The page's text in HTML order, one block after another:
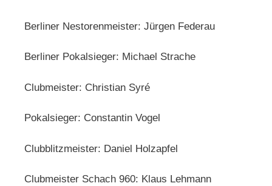
Berliner Nestorenmeister: Jürgen Federau
Berliner Pokalsieger: Michael Strache
Clubmeister: Christian Syré
Pokalsieger: Constantin Vogel
Clubblitzmeister: Daniel Holzapfel
Clubmeister Schach 960: Klaus Lehmann